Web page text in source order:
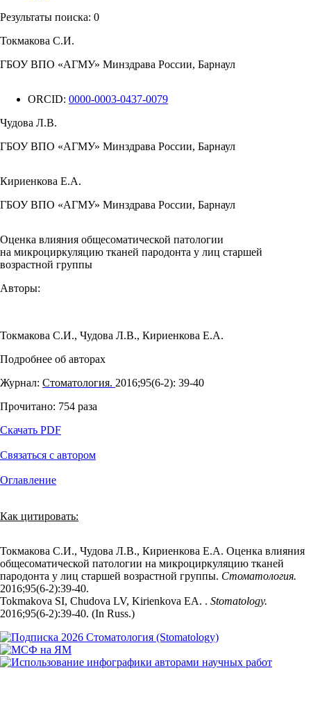
Результаты поиска: 0
Токмакова С.И.
ГБОУ ВПО «АГМУ» Минздрава России, Барнаул
ORCID: 0000-0003-0437-0079
Чудова Л.В.
ГБОУ ВПО «АГМУ» Минздрава России, Барнаул
Кириенкова Е.А.
ГБОУ ВПО «АГМУ» Минздрава России, Барнаул
Оценка влияния общесоматической патологии
на микроциркуляцию тканей пародонта у лиц старшей
возрастной группы
Авторы:
Токмакова С.И., Чудова Л.В., Кириенкова Е.А.
Подробнее об авторах
Журнал: Стоматология. 2016;95(6‑2): 39‑40
Прочитано: 754 раза
Скачать PDF
Связаться с автором
Оглавление
Как цитировать:
Токмакова С.И., Чудова Л.В., Кириенкова Е.А. Оценка влияния
общесоматической патологии на микроциркуляцию тканей
пародонта у лиц старшей возрастной группы. Стоматология.
2016;95(6‑2):39‑40.
Tokmakova SI, Chudova LV, Kirienkova EA. . Stomatology.
2016;95(6‑2):39‑40. (In Russ.)